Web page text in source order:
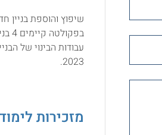
שיפוץ והוספת בניין
בפקולטה קיימים 4 בניינים ועכשיו נוסף בניין חדש על שם זיסאפל.
2023.
מזכירות